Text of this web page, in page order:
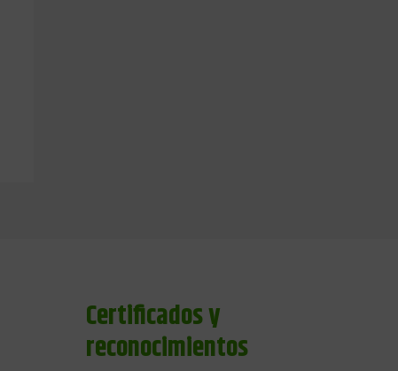
Certificados y
reconocimientos